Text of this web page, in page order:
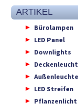
ARTIKEL
Bürolampen
LED Panel
Downlights
LED Streifen
Pflanzenlicht